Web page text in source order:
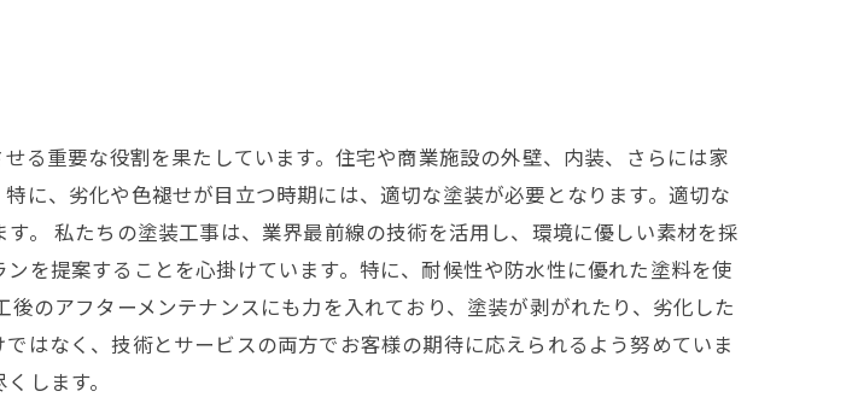
る重要な役割を果たしています。住宅や商業施設の外壁、内装、さらには家
に、劣化や色褪せが目立つ時期には、適切な塗装が必要となります。適切な
。 私たちの塗装工事は、業界最前線の技術を活用し、環境に優しい素材を採
を提案することを心掛けています。特に、耐候性や防水性に優れた塗料を使
のアフターメンテナンスにも力を入れており、塗装が剥がれたり、劣化した
はなく、技術とサービスの両方でお客様の期待に応えられるよう努めていま
します。